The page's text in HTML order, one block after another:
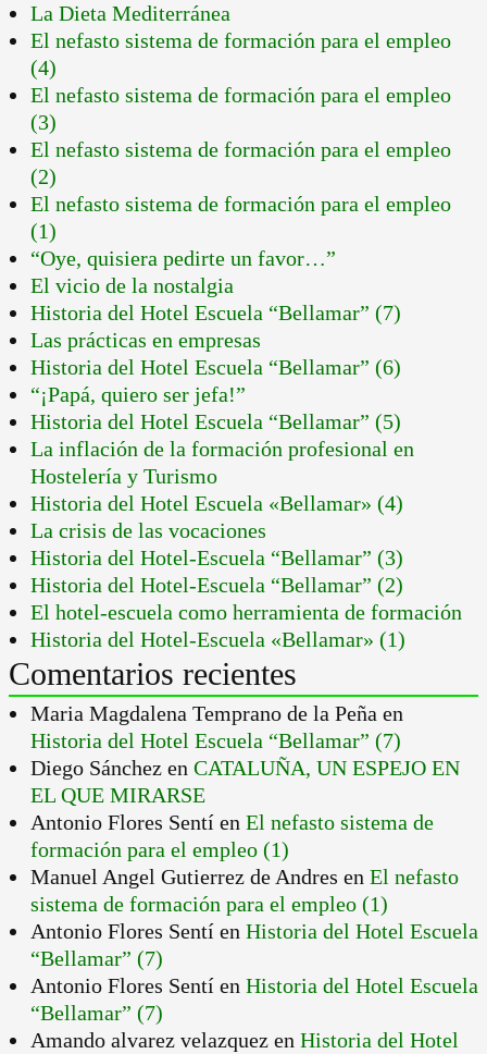
La Dieta Mediterránea
El nefasto sistema de formación para el empleo
(4)
El nefasto sistema de formación para el empleo
(3)
El nefasto sistema de formación para el empleo
(2)
El nefasto sistema de formación para el empleo
(1)
“Oye, quisiera pedirte un favor…”
El vicio de la nostalgia
Historia del Hotel Escuela “Bellamar” (7)
Las prácticas en empresas
Historia del Hotel Escuela “Bellamar” (6)
“¡Papá, quiero ser jefa!”
Historia del Hotel Escuela “Bellamar” (5)
La inflación de la formación profesional en
Hostelería y Turismo
Historia del Hotel Escuela «Bellamar» (4)
La crisis de las vocaciones
Historia del Hotel-Escuela “Bellamar” (3)
Historia del Hotel-Escuela “Bellamar” (2)
El hotel-escuela como herramienta de formación
Historia del Hotel-Escuela «Bellamar» (1)
Comentarios recientes
Maria Magdalena Temprano de la Peña en
Historia del Hotel Escuela “Bellamar” (7)
Diego Sánchez en CATALUÑA, UN ESPEJO EN
EL QUE MIRARSE
Antonio Flores Sentí en El nefasto sistema de
formación para el empleo (1)
Manuel Angel Gutierrez de Andres en El nefasto
sistema de formación para el empleo (1)
Antonio Flores Sentí en Historia del Hotel Escuela
“Bellamar” (7)
Antonio Flores Sentí en Historia del Hotel Escuela
“Bellamar” (7)
Amando alvarez velazquez en Historia del Hotel